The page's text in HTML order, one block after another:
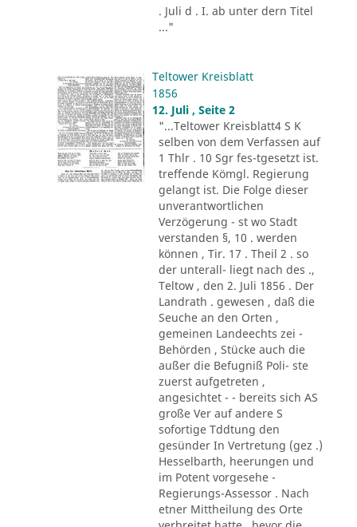
. Juli d . I. ab unter dern Titel
..."
Teltower Kreisblatt
1856
12. Juli , Seite 2
"...Teltower Kreisblatt4 S K
selben von dem Verfassen auf
1 Thlr . 10 Sgr fes-tgesetzt ist.
treffende Kömgl. Regierung
gelangt ist. Die Folge dieser
unverantwortlichen
Verzögerung - st wo Stadt
verstanden §, 10 . werden
können , Tir. 17 . Theil 2 . so
der unterall- liegt nach des .,
Teltow , den 2. Juli 1856 . Der
Landrath . gewesen , daß die
Seuche an den Orten ,
gemeinen Landeechts zei -
Behörden , Stücke auch die
außer die Befugniß Poli- ste
zuerst aufgetreten ,
angesichtet - - bereits sich AS
große Ver auf andere S
sofortige Tddtung den
gesünder In Vertretung (gez .)
Hesselbarth, heerungen und
im Potent vorgesehe -
Regierungs-Assessor . Nach
etner Mittheilung des Orte